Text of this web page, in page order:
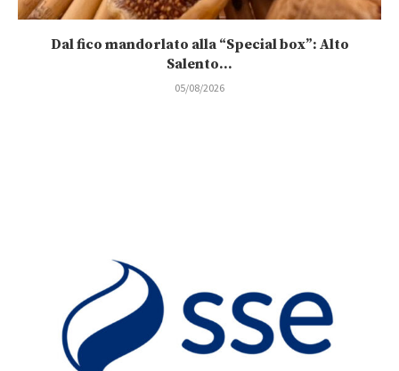
Dal fico mandorlato alla “Special box”: Alto
Salento...
05/08/2026